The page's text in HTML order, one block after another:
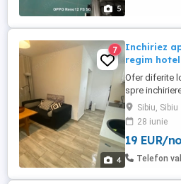
5
4
7
Inchiriez
regim
Ofer diferite
spre
Pentru: 1 zi -
zile - 120
perioada
informatii
de persoane
Sibiu, Sibiu
28 iunie
19 EUR/
Telefon